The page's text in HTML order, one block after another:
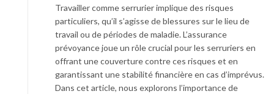
Travailler comme serrurier implique des risques
particuliers, qu’il s’agisse de blessures sur le lieu de
travail ou de périodes de maladie. L’assurance
prévoyance joue un rôle crucial pour les serruriers en
offrant une couverture contre ces risques et en
garantissant une stabilité financière en cas d’imprévus.
Dans cet article, nous explorons l’importance de